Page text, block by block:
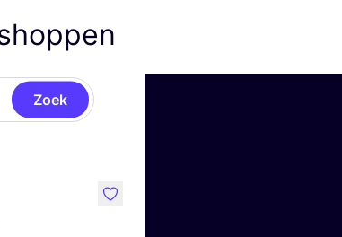
Zoek
like